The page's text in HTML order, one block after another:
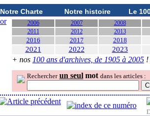
Notre Charte Notre histoire Le
2006 2007
2008
2011
2012 2013
2016 2017 2018
2021 2022 2023
+ nos 100 ans d'archives, de 1905 à 2005 !
Rechercher un seul mot dans les articles :